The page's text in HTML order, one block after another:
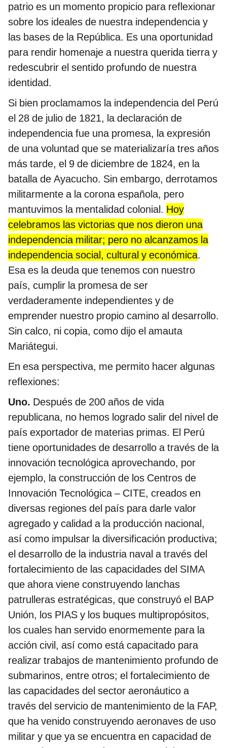
patrio es un momento propicio para reflexionar
sobre los ideales de nuestra independencia y
las bases de la República. Es una oportunidad
para rendir homenaje a nuestra querida tierra y
redescubrir el sentido profundo de nuestra
identidad.
Si bien proclamamos la independencia del Perú
el 28 de julio de 1821, la declaración de
independencia fue una promesa, la expresión
de una voluntad que se materializaría tres años
más tarde, el 9 de diciembre de 1824, en la
batalla de Ayacucho. Sin embargo, derrotamos
militarmente a la corona española, pero
mantuvimos la mentalidad colonial. Hoy
celebramos las victorias que nos dieron una
independencia militar; pero no alcanzamos la
independencia social, cultural y económica.
Esa es la deuda que tenemos con nuestro
país, cumplir la promesa de ser
verdaderamente independientes y de
emprender nuestro propio camino al desarrollo.
Sin calco, ni copia, como dijo el amauta
Mariátegui.
En esa perspectiva, me permito hacer algunas
reflexiones:
Uno. Después de 200 años de vida
republicana, no hemos logrado salir del nivel de
país exportador de materias primas. El Perú
tiene oportunidades de desarrollo a través de la
innovación tecnológica aprovechando, por
ejemplo, la construcción de los Centros de
Innovación Tecnológica – CITE, creados en
diversas regiones del país para darle valor
agregado y calidad a la producción nacional,
así como impulsar la diversificación productiva;
el desarrollo de la industria naval a través del
fortalecimiento de las capacidades del SIMA
que ahora viene construyendo lanchas
patrulleras estratégicas, que construyó el BAP
Unión, los PIAS y los buques multipropósitos,
los cuales han servido enormemente para la
acción civil, así como está capacitado para
realizar trabajos de mantenimiento profundo de
submarinos, entre otros; el fortalecimiento de
las capacidades del sector aeronáutico a
través del servicio de mantenimiento de la FAP,
que ha venido construyendo aeronaves de uso
militar y que ya se encuentra en capacidad de